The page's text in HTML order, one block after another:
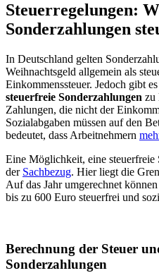
Steuerregelungen:
Sonderzahlungen
In Deutschland gelten
Weihnachtsgeld allgemein als
Einkommenssteuer. Jedoch gibt
steuerfreie Sonderzahlungen zu
Zahlungen, die nicht der
Sozialabgaben müssen auf den
bedeutet, dass Arbeitnehmern
Eine Möglichkeit, eine steuerfreie
der Sachbezug. Hier liegt die
Auf das Jahr umgerechnet
bis zu 600 Euro steuerfrei und
Berechnung der Steuer
Sonderzahlungen